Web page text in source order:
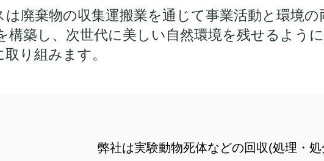
は廃棄物の収集運搬業を通じて事業活動と環境
構築し、次世代に美しい自然環境を残せるよう
り組みます。
弊社は実験動物死体などの回収(処理・処